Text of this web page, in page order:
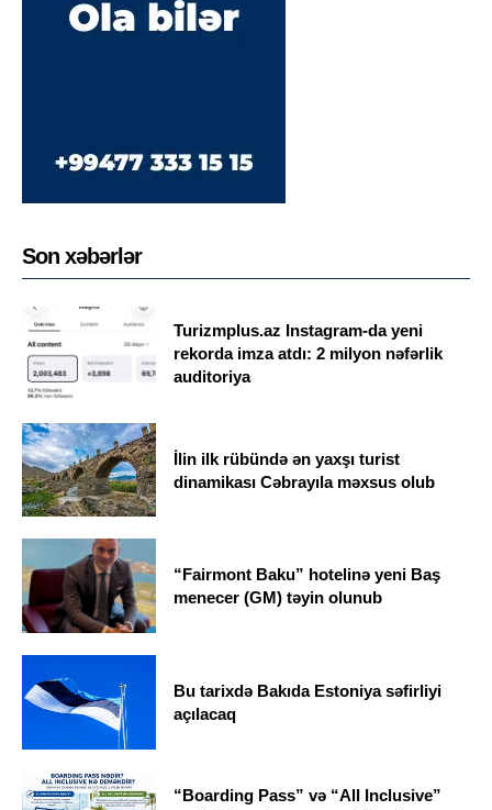
Son xəbərlər
Turizmplus.az Instagram-da yeni
rekorda imza atdı: 2 milyon nəfərlik
auditoriya
İlin ilk rübündə ən yaxşı turist
dinamikası Cəbrayıla məxsus olub
“Fairmont Baku” hotelinə yeni Baş
menecer (GM) təyin olunub
Bu tarixdə Bakıda Estoniya səfirliyi
açılacaq
“Boarding Pass” və “All Inclusive”